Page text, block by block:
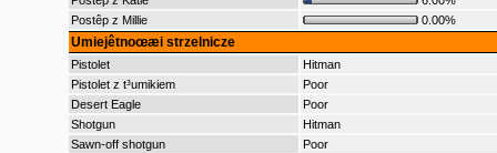
Postêp z Millie
0.00%
Umiejêtnoœæi strzelnicze
Pistolet
Hitman
Pistolet z t³umikiem
Poor
Desert Eagle
Poor
Shotgun
Hitman
Sawn-off shotgun
Poor